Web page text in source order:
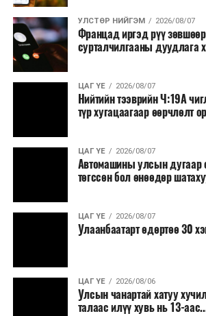
УЛСТӨР НИЙГЭМ 2026/08/07
Францад иргэд рүү
сурталчилгааны дуудлага
ЦАГ ҮЕ 2026/08/07
Нийтийн тээврийн Ч:19А
түр хугацаагаар өөрчлөлт
ЦАГ ҮЕ 2026/08/07
Автомашины улсын дугаар
төгссөн бол өнөөдөр
ЦАГ ҮЕ 2026/08/07
Улаанбаатарт өдөртөө 30
ЦАГ ҮЕ 2026/08/06
Улсын чанартай хатуу
талаас илүү хувь нь 13-